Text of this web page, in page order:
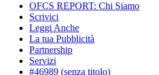
OFCS REPORT: Chi Siamo
Scrivici
Leggi Anche
La tua Pubblicità
Partnership
Servizi
#46989 (senza titolo)